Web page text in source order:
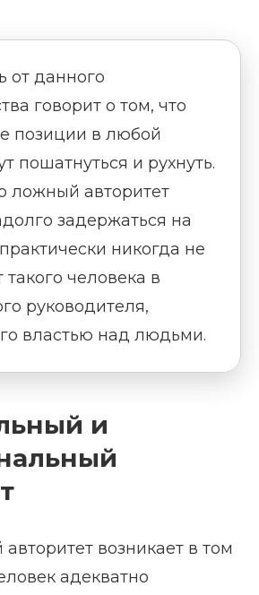
от данного
говорит о том, что
позиции в любой
пошатнуться и рухнуть.
ложный авторитет
задержаться на
никогда не
человека в
руководителя,
властью над людьми.
и
возникает в том
адекватно